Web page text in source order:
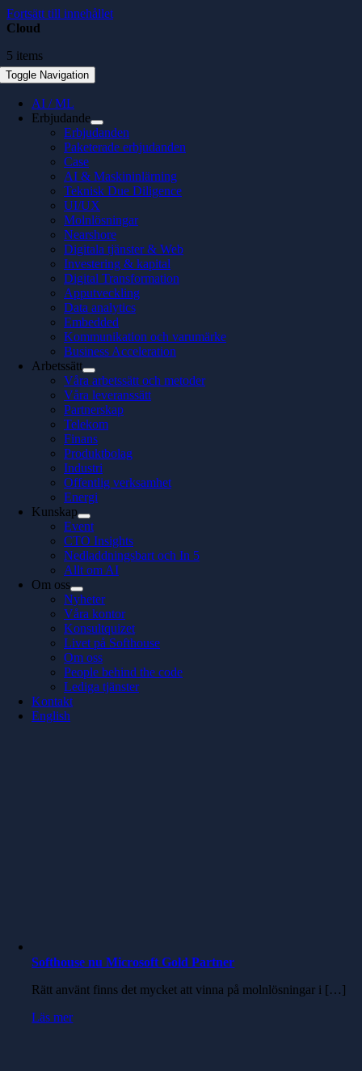
Fortsätt till innehållet
Toggle Navigation
AI / ML
Erbjudande
Erbjudanden
Paketerade erbjudanden
Case
AI & Maskininlärning
Teknisk Due Diligence
UI/UX
Molnlösningar
Nearshore
Digitala tjänster & Web
Investering & kapital
Digital Transformation
Apputveckling
Data analytics
Embedded
Kommunikation och varumärke
Business Acceleration
Arbetssätt
Våra arbetssätt och metoder
Våra leveranssätt
Partnerskap
Telekom
Finans
Produktbolag
Industri
Offentlig verksamhet
Energi
Kunskap
Event
CTO Insights
Nedladdningsbart och In 5
Allt om AI
Om oss
Nyheter
Våra kontor
Konsultquizet
Livet på Softhouse
Om oss
People behind the code
Lediga tjänster
Kontakt
English
Cloud
5 items
Softhouse nu Microsoft Gold Partner
Rätt använt finns det mycket att vinna på molnlösningar i […]
Läs mer